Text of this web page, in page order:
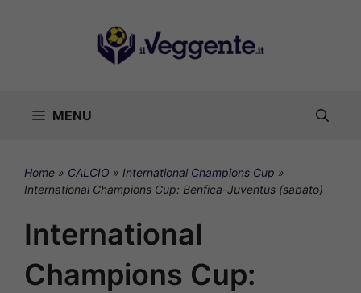
MENU
Home » CALCIO » International Champions Cup »
International Champions Cup: Benfica-Juventus (sabato)
International
Champions Cup: